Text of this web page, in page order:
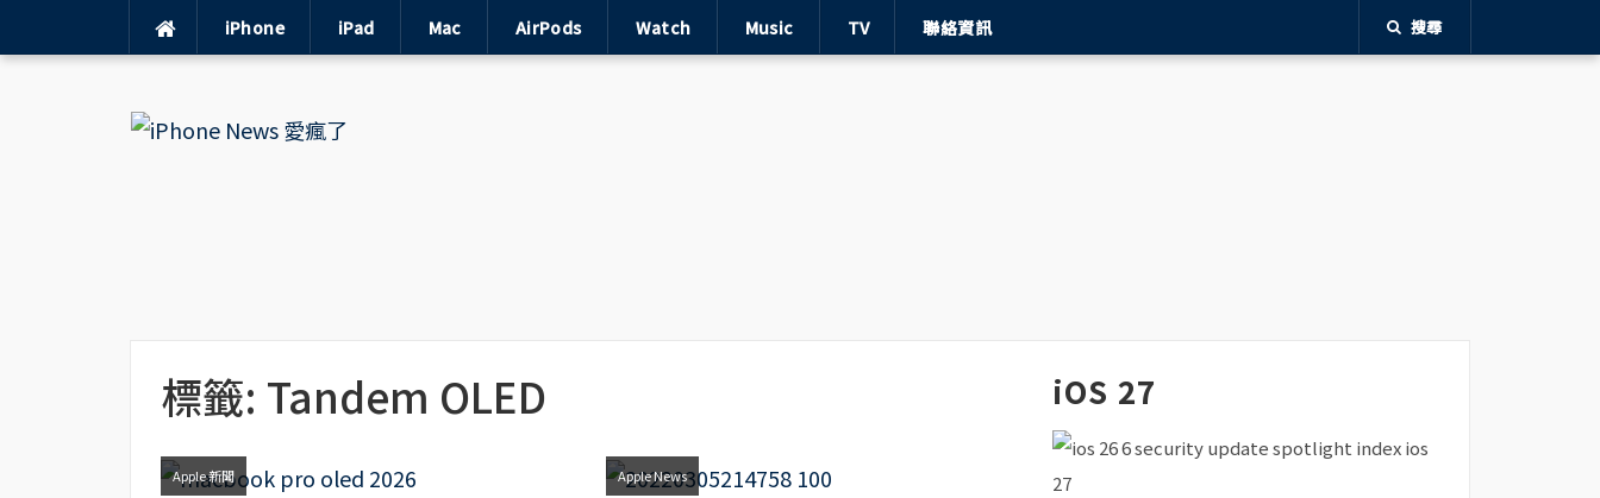
iPhone iPad Mac AirPods Watch Music TV 聯絡資訊 搜尋
標籤: Tandem OLED
Apple 新聞 Apple News
iOS 27